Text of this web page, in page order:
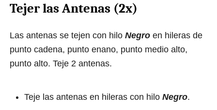
Tejer las Antenas (2x)
Las antenas se tejen con hilo Negro en hileras de
punto cadena, punto enano, punto medio alto,
punto alto. Teje 2 antenas.
Teje las antenas en hileras con hilo Negro.